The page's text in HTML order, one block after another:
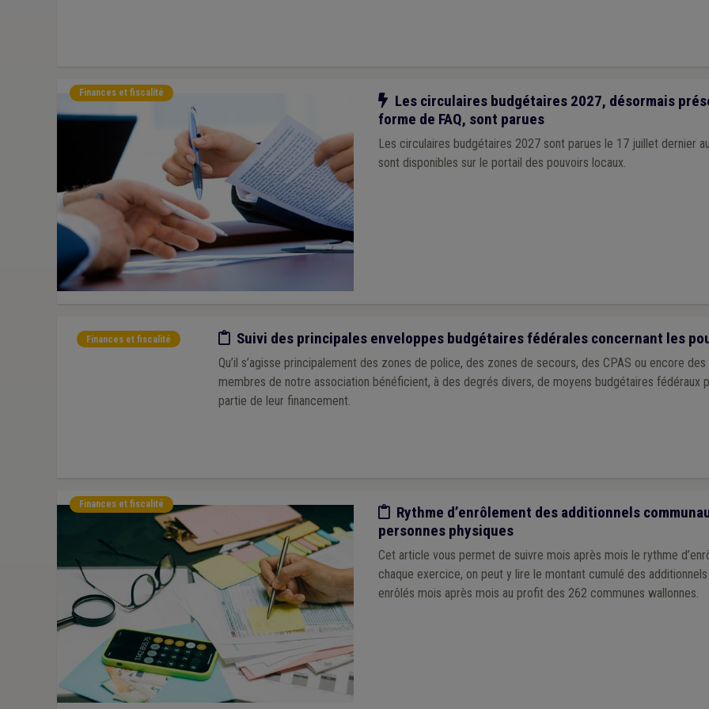
Finances et fiscalité Notre action
Les circulaires budgétaires 2027, désormais
forme de FAQ, sont parues
Les circulaires budgétaires 2027 sont parues le 17 juillet dernier
sont disponibles sur le portail des pouvoirs locaux.
Finances et fiscalité Etude/chiffres
Suivi des principales enveloppes budgétaires fédérales concernant les
Qu’il s’agisse principalement des zones de police, des zones de secours, des CPAS ou encore
membres de notre association bénéficient, à des degrés divers, de moyens budgétaires fédéraux
partie de leur financement.
Finances et fiscalité Etude/chiffres
Rythme d’enrôlement des additionnels
personnes physiques
Cet article vous permet de suivre mois après mois le rythme
chaque exercice, on peut y lire le montant cumulé des
enrôlés mois après mois au profit des 262 communes wallonnes.